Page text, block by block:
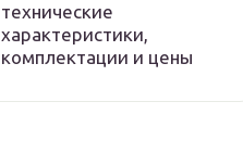
технические
характеристики,
комплектации и цены